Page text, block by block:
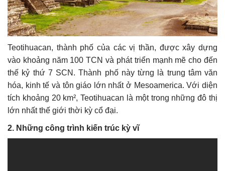
Teotihuacan, thành phố của các vị thần, được xây dựng
vào khoảng năm 100 TCN và phát triển mạnh mẽ cho đến
thế kỷ thứ 7 SCN. Thành phố này từng là trung tâm văn
hóa, kinh tế và tôn giáo lớn nhất ở Mesoamerica. Với diện
tích khoảng 20 km², Teotihuacan là một trong những đô thị
lớn nhất thế giới thời kỳ cổ đại.
2. Những công trình kiến trúc kỳ vĩ